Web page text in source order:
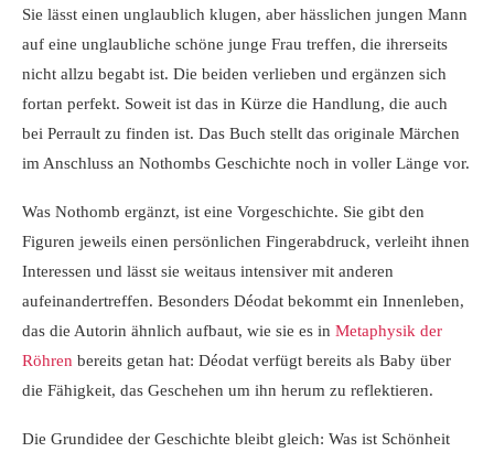
Sie lässt einen unglaublich klugen, aber hässlichen jungen Mann
auf eine unglaubliche schöne junge Frau treffen, die ihrerseits
nicht allzu begabt ist. Die beiden verlieben und ergänzen sich
fortan perfekt. Soweit ist das in Kürze die Handlung, die auch
bei Perrault zu finden ist. Das Buch stellt das originale Märchen
im Anschluss an Nothombs Geschichte noch in voller Länge vor.
Was Nothomb ergänzt, ist eine Vorgeschichte. Sie gibt den
Figuren jeweils einen persönlichen Fingerabdruck, verleiht ihnen
Interessen und lässt sie weitaus intensiver mit anderen
aufeinandertreffen. Besonders Déodat bekommt ein Innenleben,
das die Autorin ähnlich aufbaut, wie sie es in Metaphysik der
Röhren bereits getan hat: Déodat verfügt bereits als Baby über
die Fähigkeit, das Geschehen um ihn herum zu reflektieren.
Die Grundidee der Geschichte bleibt gleich: Was ist Schönheit